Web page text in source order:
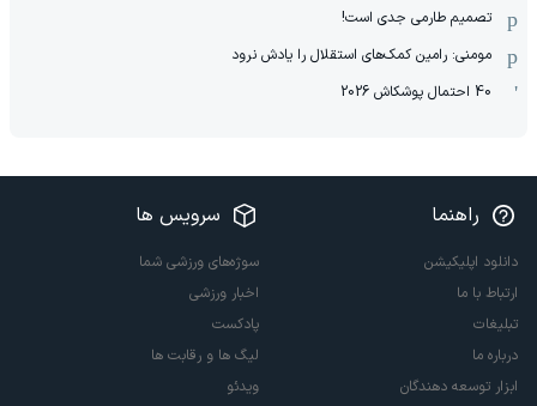
تصمیم طارمی جدی است!
مومنی: رامین کمک‌های استقلال را یادش نرود
40 احتمال پوشکاش 2026
راهنما
دانلود اپلیکیشن
ارتباط با ما
تبلیغات
درباره ما
ابزار توسعه دهندگان
سرویس ها
سوژه‌های ورزشی شما
اخبار ورزشی
پادکست
لیگ ها و رقابت ها
ویدئو